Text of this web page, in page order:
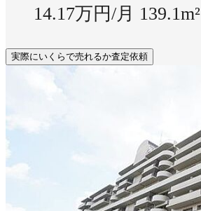
14.17万円/月 139.1m²
実際にいくらで売れるか査定依頼